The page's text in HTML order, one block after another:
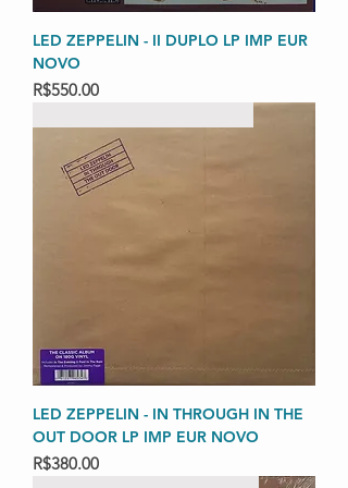
LED ZEPPELIN - II DUPLO LP IMP EUR
NOVO
Price
R$550.00
LED ZEPPELIN - IN THROUGH IN THE
OUT DOOR LP IMP EUR NOVO
Price
R$380.00